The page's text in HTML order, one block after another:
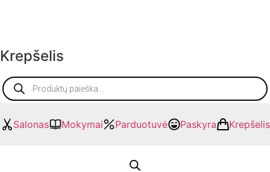
Krepšelis
Products
search
Salonas Mokymai Parduotuvė Paskyra Krepšelis